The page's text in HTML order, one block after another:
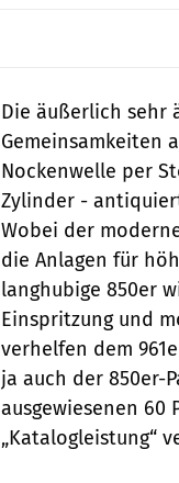
Die äußerlich sehr
Gemeinsamkeiten
Nockenwelle per
Zylinder -
Wobei der
die Anlagen für
langhubige 850er
Einspritzung und
verhelfen dem
ja auch der 850er-
ausgewiesenen 60
„Katalogleistung“